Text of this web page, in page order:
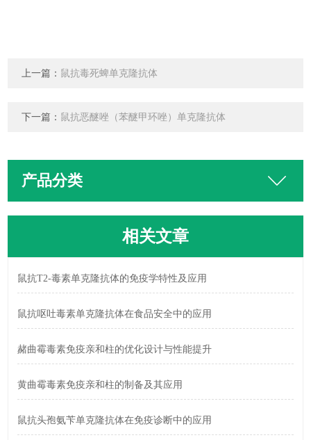
上一篇： 鼠抗毒死蜱单克隆抗体
下一篇： 鼠抗恶醚唑（苯醚甲环唑）单克隆抗体
产品分类
相关文章
鼠抗T2-毒素单克隆抗体的免疫学特性及应用
鼠抗呕吐毒素单克隆抗体在食品安全中的应用
赭曲霉毒素免疫亲和柱的优化设计与性能提升
黄曲霉毒素免疫亲和柱的制备及其应用
鼠抗头孢氨苄单克隆抗体在免疫诊断中的应用